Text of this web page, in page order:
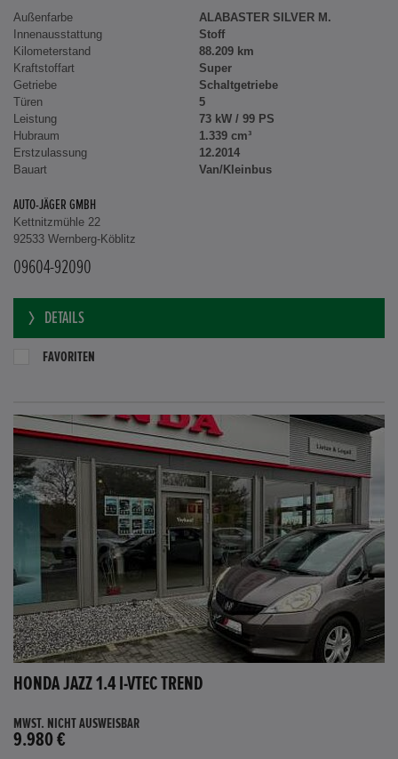
Außenfarbe
ALABASTER SILVER M.
Innenausstattung
Stoff
Kilometerstand
88.209 km
Kraftstoffart
Super
Getriebe
Schaltgetriebe
Türen
5
Leistung
73 kW / 99 PS
Hubraum
1.339 cm³
Erstzulassung
12.2014
Bauart
Van/Kleinbus
AUTO-JÄGER GMBH
Kettnitzmühle 22
92533 Wernberg-Köblitz
09604-92090
DETAILS
FAVORITEN
HONDA JAZZ 1.4 I-VTEC TREND
MWST. NICHT AUSWEISBAR
9.980 €